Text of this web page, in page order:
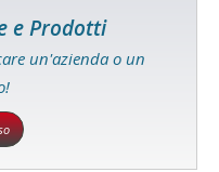
e Prodotti
un'azienda o un